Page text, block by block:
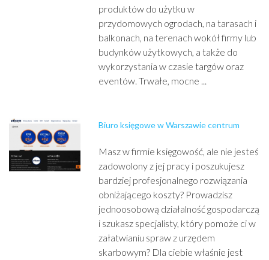
produktów do użytku w
przydomowych ogrodach, na tarasach i
balkonach, na terenach wokół firmy lub
budynków użytkowych, a także do
wykorzystania w czasie targów oraz
eventów. Trwałe, mocne ...
Biuro księgowe w Warszawie centrum
Masz w firmie księgowość, ale nie jesteś
zadowolony z jej pracy i poszukujesz
bardziej profesjonalnego rozwiązania
obniżającego koszty? Prowadzisz
jednoosobową działalność gospodarczą
i szukasz specjalisty, który pomoże ci w
załatwianiu spraw z urzędem
skarbowym? Dla ciebie właśnie jest